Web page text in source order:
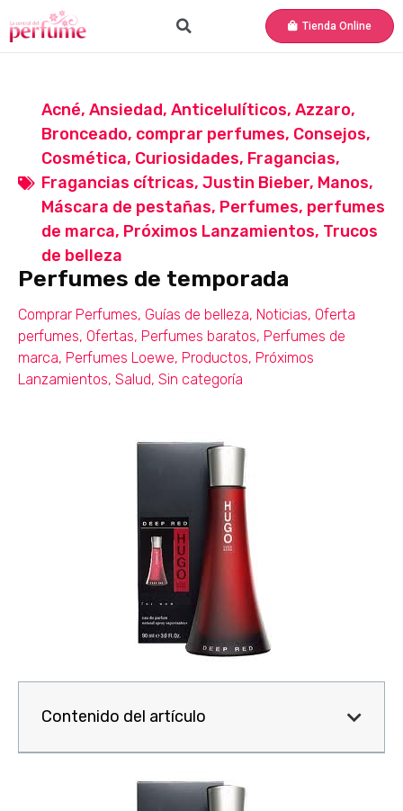
Tienda Online
Acné, Ansiedad, Anticelulíticos, Azzaro,
Bronceado, comprar perfumes, Consejos,
Cosmética, Curiosidades, Fragancias,
Fragancias cítricas, Justin Bieber, Manos,
Máscara de pestañas, Perfumes, perfumes
de marca, Próximos Lanzamientos, Trucos
de belleza
Perfumes de temporada
Comprar Perfumes, Guías de belleza, Noticias, Oferta
perfumes, Ofertas, Perfumes baratos, Perfumes de
marca, Perfumes Loewe, Productos, Próximos
Lanzamientos, Salud, Sin categoría
Contenido del artículo